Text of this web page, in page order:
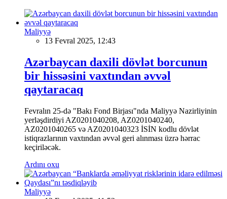
Maliyyə
13 Fevral 2025, 12:43
Azərbaycan daxili dövlət borcunun
bir hissəsini vaxtından əvvəl
qaytaracaq
Fevralın 25-də "Bakı Fond Birjası"nda Maliyyə Nazirliyinin
yerləşdirdiyi AZ0201040208, AZ0201040240,
AZ0201040265 və AZ0201040323 İSİN kodlu dövlət
istiqrazlarının vaxtından əvvəl geri alınması üzrə hərrac
keçiriləcək.
Ardını oxu
Maliyyə